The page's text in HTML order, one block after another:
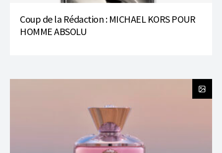
Coup de la Rédaction : MICHAEL KORS POUR
HOMME ABSOLU